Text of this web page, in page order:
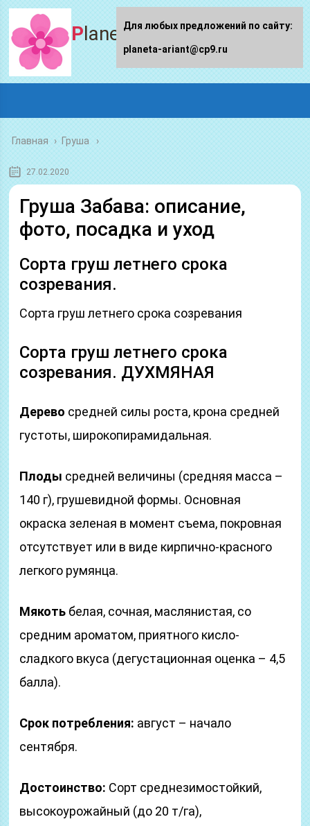
Planeta-ariant
Главная › Груша
27.02.2020
Груша Забава: описание,
фото, посадка и уход
Сорта груш летнего срока
созревания.
Сорта груш летнего срока созревания
Сорта груш летнего срока
созревания. ДУХМЯНАЯ
Дерево средней силы роста, крона средней
густоты, широкопирамидальная.
Плоды средней величины (средняя масса –
140 г), грушевидной формы. Основная
окраска зеленая в момент съема, покровная
отсутствует или в виде кирпично-красного
легкого румянца.
Мякоть белая, сочная, маслянистая, со
средним ароматом, приятного кисло-
сладкого вкуса (дегустационная оценка – 4,5
балла).
Срок потребления: август – начало
сентября.
Достоинство: Сорт среднезимостойкий,
высокоурожайный (до 20 т/га),
Для любых предложений по сайту:
planeta-ariant@cp9.ru